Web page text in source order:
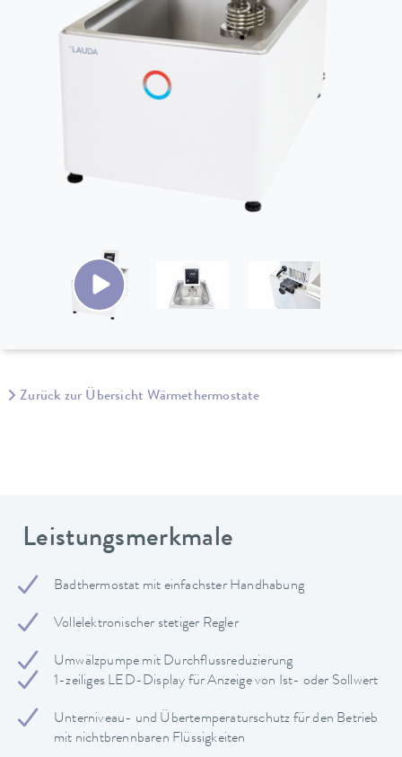
Zurück zur Übersicht Wärmethermostate
Leistungsmerkmale
Badthermostat mit einfachster Handhabung
Vollelektronischer stetiger Regler
Umwälzpumpe mit Durchflussreduzierung
1-zeiliges LED-Display für Anzeige von Ist- oder Sollwert
Unterniveau- und Übertemperaturschutz für den Betrieb
mit nichtbrennbaren Flüssigkeiten